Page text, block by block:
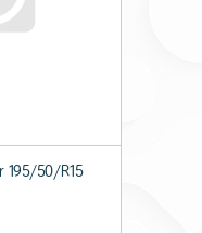
195/50/R15